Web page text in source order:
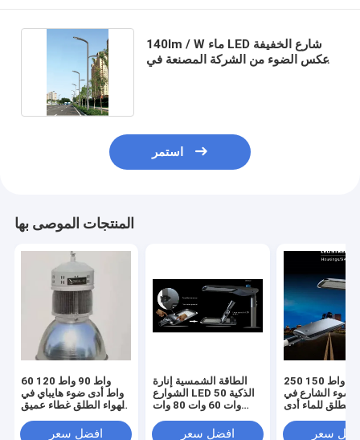
140lm / W ماء LED شارع الخفيفة
عكس الضوء من الشركة المصنعة في
استمر
المنتجات الموصى بها
60 واط 90 واط 120
واط أدى ضوء هايباي في
الهواء الطلق غطاء عميق
افضل سعر
الطاقة الشمسية إنارة
الشوارع LED الذكية 50
وات 60 وات 80 وات
L كفاءة الإضاءة
افضل سعر
250 واط 200 واط 150
ضوء الشارع في
الطلق للماء أدى
الشارع سعر